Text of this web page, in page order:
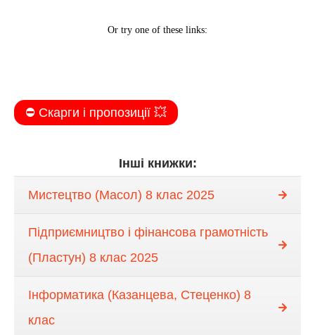
⛔️ Скарги і пропозиції 💥
Інші книжки:
Мистецтво (Масол) 8 клас 2025
Підприємництво і фінансова грамотність
(Пластун) 8 клас 2025
Інформатика (Казанцева, Стеценко) 8
клас